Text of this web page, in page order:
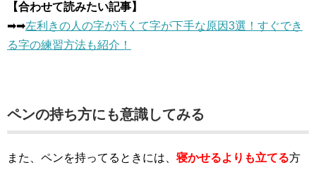
【合わせて読みたい記事】
➡︎➡︎左利きの人の字が汚くて字が下手な原因3選！すぐでき
る字の練習方法も紹介！
ペンの持ち方にも意識してみる
また、ペンを持ってるときには、 寝かせるよりも立てる方